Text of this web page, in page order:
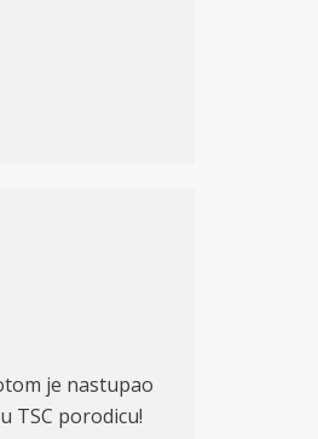
je nastupao
TSC porodicu!